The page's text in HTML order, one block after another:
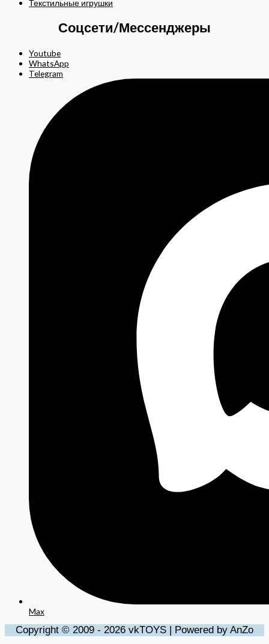
Текстильные игрушки
Соцсети/Мессенджеры
Youtube
WhatsApp
Telegram
Max
Copyright © 2009 - 2026 vkTOYS | Powered by AnZo